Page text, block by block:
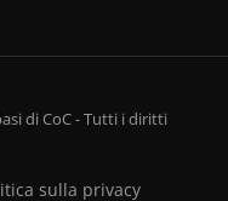
di CoC - Tutti i diritti
sulla privacy